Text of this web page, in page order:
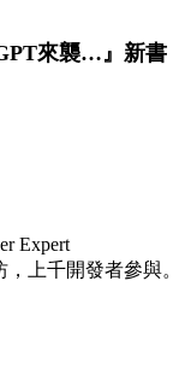
來襲…』新書
Expert
上千開發者參與。